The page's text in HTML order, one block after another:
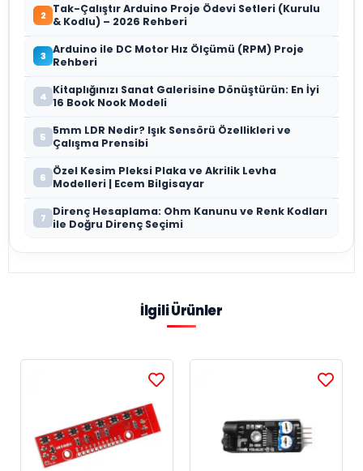
2 Tak-Çalıştır Arduino Proje Ödevi Setleri (Kurulu
& Kodlu) – 2026 Rehberi
3 Arduino ile DC Motor Hız Ölçümü (RPM) Proje
Rehberi
4 Kitaplığınızı Sanat Galerisine Dönüştürün: En İyi
16 Book Nook Modeli
5
5mm LDR Nedir? Işık Sensörü Özellikleri ve
Çalışma Prensibi
6
Özel Kesim Pleksi Plaka ve Akrilik Levha
Modelleri | Ecem Bilgisayar
7
Direnç Hesaplama: Ohm Kanunu ve Renk Kodları
ile Doğru Direnç Seçimi
İlgili Ürünler